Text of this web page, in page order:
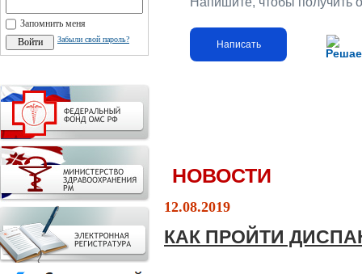
Запомнить меня
Забыли свой пароль? Написать
НОВОСТИ
12.08.2019
КАК ПРОЙТИ